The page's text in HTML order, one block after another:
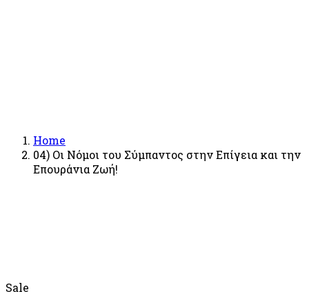
Home
04) Οι Νόμοι του Σύμπαντος στην Επίγεια και την
Επουράνια Ζωή!
Sale